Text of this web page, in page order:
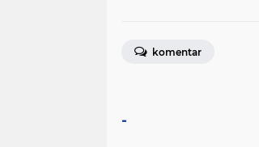
komentar
-